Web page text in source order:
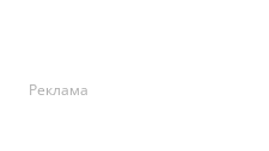
Реклама